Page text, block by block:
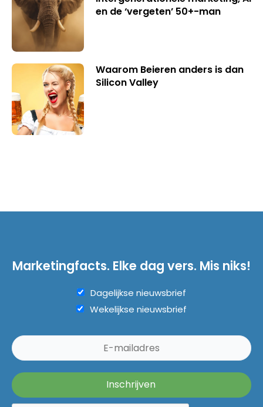
en de ‘vergeten’ 50+-man
Waarom Beieren anders is dan
Silicon Valley
Marketingfacts. Elke dag vers. Mis niks!
Dagelijkse nieuwsbrief
Wekelijkse nieuwsbrief